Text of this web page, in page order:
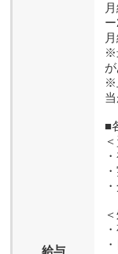
給与
※
※
■